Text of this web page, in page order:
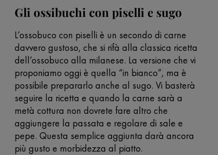
Gli ossibuchi con piselli e sugo
L’ossobuco con piselli è un secondo di carne
davvero gustoso, che si rifà alla classica ricetta
dell’ossobuco alla milanese. La versione che vi
proponiamo oggi è quella “in bianco”, ma è
possibile prepararlo anche al sugo. Vi basterà
seguire la ricetta e quando la carne sarà a
metà cottura non dovrete fare altro che
aggiungere la passata e regolare di sale e
pepe. Questa semplice aggiunta darà ancora
più gusto e morbidezza al piatto.